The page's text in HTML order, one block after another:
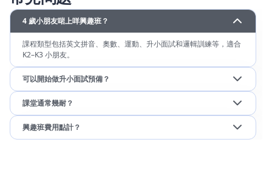
4 歲小朋友啱上咩興趣班？
課程類型包括英文拼音、奧數、運動、升小面試和邏輯訓練等，適合
K2–K3 小朋友。
可以開始做升小面試預備？
課堂通常幾耐？
興趣班費用點計？